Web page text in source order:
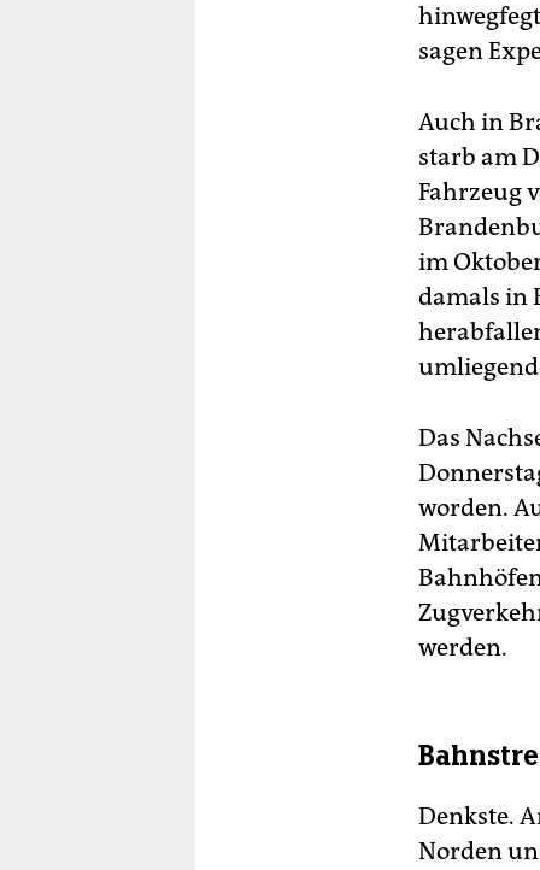
sagen
Auch in
starb am
Fahrzeug
im
damals in
Das
worden.
werden.
Denkste.
Norden